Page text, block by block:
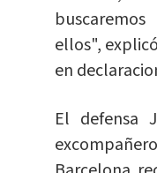
ellos",
en
El defensa